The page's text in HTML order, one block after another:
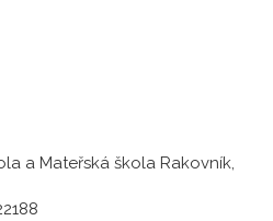
a Mateřská škola Rakovník,